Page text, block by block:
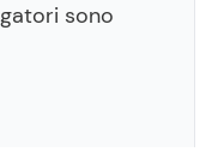
sono